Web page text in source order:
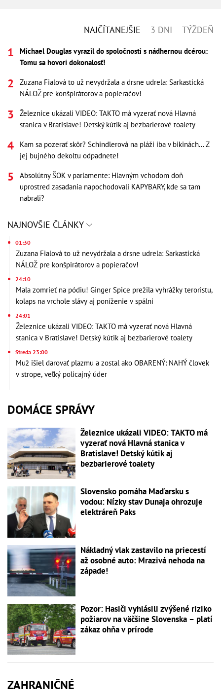
NAJČÍTANEJŠIE 3 DNI TÝŽDEŇ
Michael Douglas vyrazil do spoločnosti s nádhernou dcérou:
Tomu sa hovorí dokonalosť!
Zuzana Fialová to už nevydržala a drsne udrela: Sarkastická
NÁLOŽ pre konšpirátorov a popieračov!
Železnice ukázali VIDEO: TAKTO má vyzerať nová Hlavná
stanica v Bratislave! Detský kútik aj bezbarierové toalety
Kam sa pozerať skôr? Schindlerová na pláži iba v bikinách... Z
jej bujného dekoltu odpadnete!
Absolútny ŠOK v parlamente: Hlavným vchodom doň
uprostred zasadania napochodovali KAPYBARY, kde sa tam
nabrali?
NAJNOVŠIE ČLÁNKY
01:30
Zuzana Fialová to už nevydržala a drsne udrela: Sarkastická
NÁLOŽ pre konšpirátorov a popieračov!
24:10
Mala zomrieť na pódiu! Ginger Spice prežila vyhrážky teroristu,
kolaps na vrchole slávy aj poníženie v spálni
24:01
Železnice ukázali VIDEO: TAKTO má vyzerať nová Hlavná
stanica v Bratislave! Detský kútik aj bezbarierové toalety
Streda 23:00
Muž išiel darovať plazmu a zostal ako OBARENÝ: NAHÝ človek
v strope, veľký policajný úder
DOMÁCE SPRÁVY
Železnice ukázali VIDEO: TAKTO má
vyzerať nová Hlavná stanica v
Bratislave! Detský kútik aj
bezbarierové toalety
Slovensko pomáha Maďarsku s
vodou: Nízky stav Dunaja ohrozuje
elektráreň Paks
Nákladný vlak zastavilo na priecestí
až osobné auto: Mrazivá nehoda na
západe!
Pozor: Hasiči vyhlásili zvýšené riziko
požiarov na väčšine Slovenska – platí
zákaz ohňa v prírode
ZAHRANIČNÉ